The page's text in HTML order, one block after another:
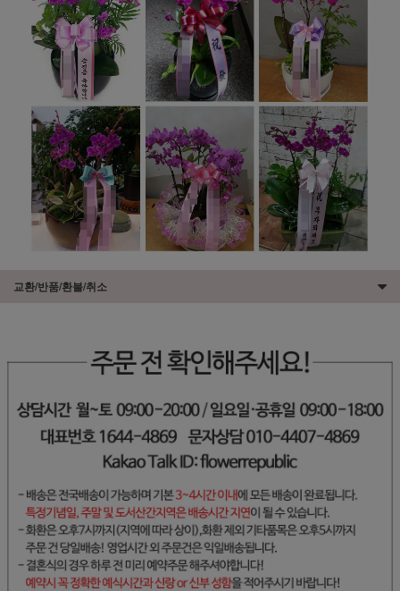
교환/반품/환불/취소